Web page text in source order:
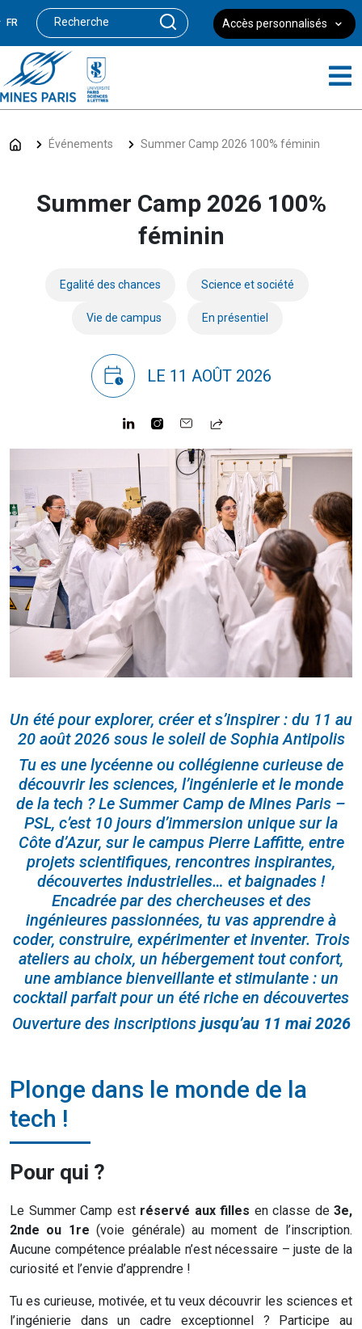
FR Accès personnalisés
Événements Summer Camp 2026 100% féminin
Summer Camp 2026 100%
féminin
Egalité des chances Science et société
Vie de campus En présentiel
LE 11 AOÛT 2026
Un été pour explorer, créer et s’inspirer : du 11 au
20 août 2026 sous le soleil de Sophia Antipolis
Tu es une lycéenne ou collégienne curieuse de
découvrir les sciences, l’ingénierie et le monde
de la tech ?Le Summer Camp de Mines Paris –
PSL, c’est 10 jours d’immersion unique sur la
Côte d’Azur, sur le campus Pierre Laffitte, entre
projets scientifiques, rencontres inspirantes,
découvertes industrielles… et baignades !
Encadrée par des chercheuses et des
ingénieures passionnées, tu vas apprendre à
coder, construire, expérimenter et inventer. Trois
ateliers au choix, un hébergement tout confort,
une ambiance bienveillante et stimulante : un
cocktail parfait pour un été riche en découvertes
Ouverture des inscriptions jusqu’au 11 mai 2026
Plonge dans le monde de la
tech !
Pour qui ?
Le Summer Camp est réservé aux filles en classe de 3e,
2nde ou 1re (voie générale) au moment de l’inscription.
Aucune compétence préalable n’est nécessaire – juste de la
curiosité et l’envie d’apprendre !
Tu es curieuse, motivée, et tu veux découvrir les sciences et
l’ingénierie dans un cadre exceptionnel ? Participe au